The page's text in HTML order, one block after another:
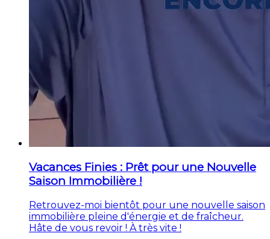
Vacances Finies : Prêt pour une Nouvelle
Saison Immobilière !
Retrouvez-moi bientôt pour une nouvelle saison
immobilière pleine d'énergie et de fraîcheur.
Hâte de vous revoir ! À très vite !